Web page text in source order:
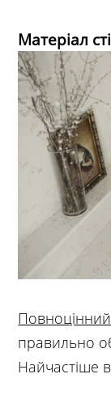
Матеріал
правильно
Найчастіше